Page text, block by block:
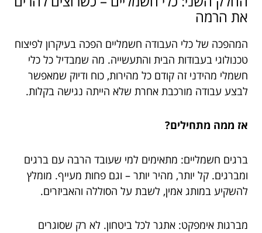
את הרמה
המהפכה של כלי העבודה חשמליים הפכה בעיקרון לפיצוח
טכנולוגי בעבודות הבית והתעשייה. מה שמבדיל כל כלי
חשמלי מהידני זה קודם כל מהירות, כוח ודיוק שמאפשר
לבצע עבודה מורכבת אחרת שלא הייתה נגישה בקלות.
אז ממה מתחילים?
ברגים חשמליים: מתאימים למי שעובד הרבה עם ברגים
ומברגים. קל יותר, מהיר יותר – וגם פחות מעייף. מומלץ
להשקיע במותג אמין, לשבת על הסוללה והאביזרים.
מברגות אימפקט: אתגר לכל ביטחון. לא רק שסוגרים